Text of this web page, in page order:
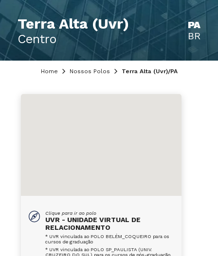
Terra Alta (Uvr)
Centro
PA
BR
Home Nossos Polos Terra Alta (Uvr)/PA
Clique para ir ao polo
UVR - UNIDADE VIRTUAL DE
RELACIONAMENTO
* UVR vinculada ao POLO BELÉM_COQUEIRO para os
cursos de graduação
* UVR vinculada ao POLO SP_PAULISTA (UNIV.
CRUZEIRO DO SUL) para os cursos de pós-graduação,